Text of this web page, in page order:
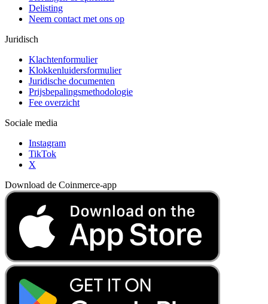
Delisting
Neem contact met ons op
Juridisch
Klachtenformulier
Klokkenluidersformulier
Juridische documenten
Prijsbepalingsmethodologie
Fee overzicht
Sociale media
Instagram
TikTok
X
Download de Coinmerce-app